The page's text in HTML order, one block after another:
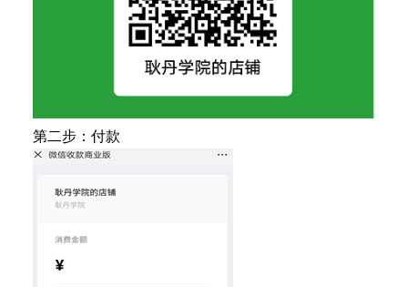
第二步：付款